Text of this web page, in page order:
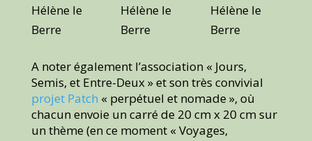
Hélène le
Berre
Hélène le
Berre
Hélène le
Berre
A noter également l’association « Jours,
Semis, et Entre-Deux » et son très convivial
projet Patch « perpétuel et nomade », où
chacun envoie un carré de 20 cm x 20 cm sur
un thème (en ce moment « Voyages,